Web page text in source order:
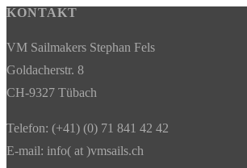
KONTAKT
VM Sailmakers Stephan Fels
Goldacherstr. 8
CH-9327 Tübach
Telefon: (+41) (0) 71 841 42 42
E-mail: info( at )vmsails.ch